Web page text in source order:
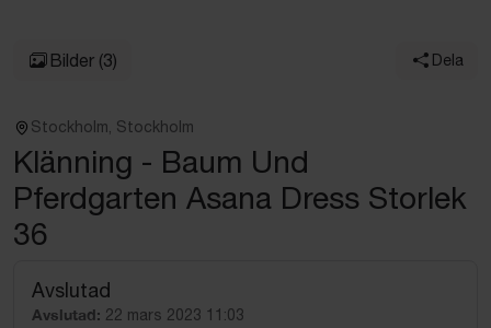
Bilder (3) Dela
Stockholm, Stockholm
Klänning - Baum Und
Pferdgarten Asana Dress Storlek
36
Avslutad
Avslutad: 22 mars 2023 11:03